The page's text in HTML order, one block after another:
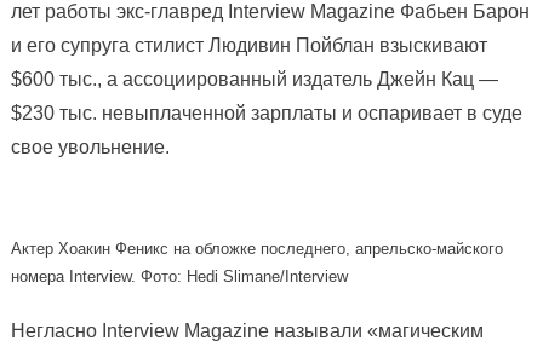
лет работы экс-главред Interview Magazine Фабьен Барон
и его супруга стилист Людивин Пойблан взыскивают
$600 тыс., а ассоциированный издатель Джейн Кац —
$230 тыс. невыплаченной зарплаты и оспаривает в суде
свое увольнение.
Актер Хоакин Феникс на обложке последнего, апрельско-майского
номера Interview. Фото: Hedi Slimane/Interview
Негласно Interview Magazine называли «магическим